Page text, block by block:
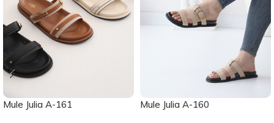
Mule Julia A-161 Mule Julia A-160